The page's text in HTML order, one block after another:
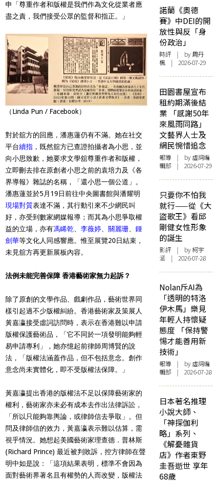
申「尊重作者和版權是我們作為文化從業者應
盡之責，我們接受公眾的監督和指正。」
（Linda Pun / Facebook）
對於舘方的回應，潘惠蓮仍有不滿。她在社交
平台續指 ，既然舘方已查證拍攝者為小思，並
向小思致歉，她要求文學舘尊重作者和版權，
立即刪去排在原創者小思之前的袁培力及《各
界導報》雜誌的名稱，「還小思一個公道」。
潘惠蓮並於5月19日前往中央圖書館與潘耀明
現場對質表達不滿，其行動引來不少網民叫
好，亦受到數家網媒報導；而其為小思爭取權
益的立場，亦有馮睎乾 、李薇婷 關麗珊 、鍾
劍華等文化人同感響應。惟至展覽20日結束，
未見舘方再更新展板內容。
法例未能完善保障 香港藝術家無力起訴？
除了原創的文學作品、戲劇作品，藝術世界同
樣引起過不少版權糾紛。香港藝術家及策展人
黃嘉瀛接受虛詞訪問時，表示在香港難以申請
版權保護藝術品，「它不同於一項發明能夠輕
易申請專利」，她亦憶起前律師周博賢的說
法，「版權法涵蓋作品，但不包括意念。創作
意念尚未實體化，即不受版權法保障。」
黃嘉瀛提出香港的版權法不足以保障藝術家的
權利，藝術家亦未必有成本去作出法律訴訟，
「所以只能夠靠輿論，或律師信去爭取」。但
問及律師信的效力，黃嘉瀛表示難以估算，需
視乎情況。她想起美國藝術家理查德．普林斯
(Richard Prince) 最近被判敗訴，控方律師在聲
明中如是說：「這項結果表明，標準不會因為
面對藝術界著名且有權勢的人而改變，版權法
諾蘭《奧德
賽》中DEI的開
放性與反「身
份政治」
時評 | by周丹
楓 | 2026-07-29
田園書屋宣布
租約期滿後結
業 「感謝50年
來風雨同路」
文藝界人士及
網民惋惜追念
報導 | by 虛詞編
輯部 | 2026-07-29
只要你不怕我
就行——從《大
盜歌王》看邱
剛健女性形象
的誕生
影評 | by 柯宇
涵 | 2026-07-28
Nolan斥AI為
「透明的特洛
伊木馬」樂見
年輕人持懷疑
態度 「保持警
惕才能善用新
技術」
報導 | by 虛詞編
輯部 | 2026-07-28
日本著名推理
小說大師、
「神探伽利
略」系列、
《解憂雜貨
店》作者東野
圭吾逝世 享年
68歲